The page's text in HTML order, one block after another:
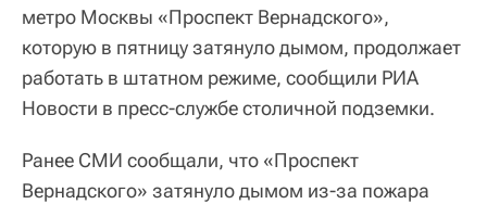
метро Москвы «Проспект Вернадского»,
которую в пятницу затянуло дымом, продолжает
работать в штатном режиме, сообщили РИА
Новости в пресс-службе столичной подземки.
Ранее СМИ сообщали, что «Проспект
Вернадского» затянуло дымом из-за пожара